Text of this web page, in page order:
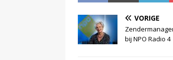
VORIGE
bij NPO Radio 4